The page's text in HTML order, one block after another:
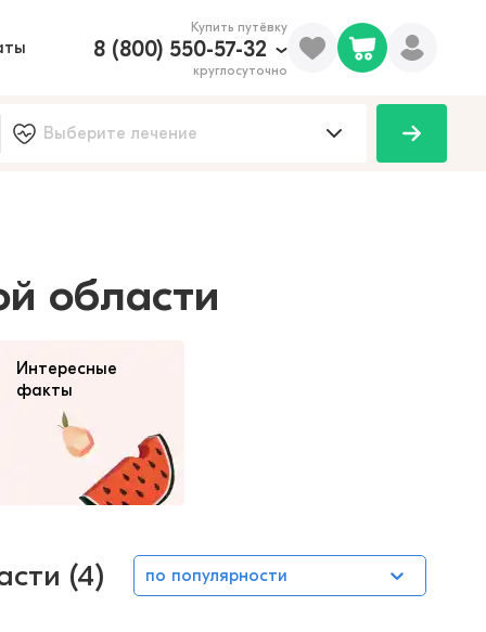
Купить путёвку
8 (800) 550-57-32
круглосуточно
области
Интересные
факты
(4) по популярности